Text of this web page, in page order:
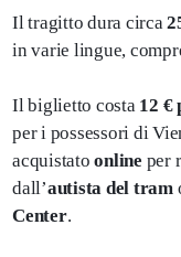
Il tragitto dura circa
in varie lingue,
Il biglietto costa 12 €
per i possessori di
acquistatoonline per
dall’autista del tram
Center.